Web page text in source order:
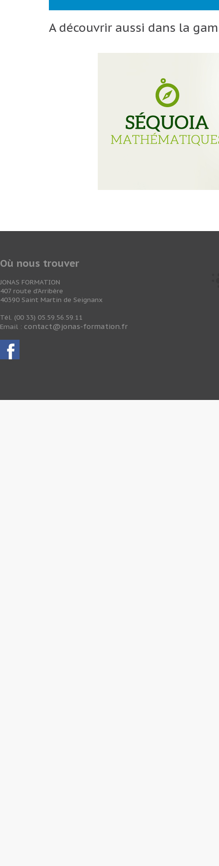
A découvrir aussi dans la
Où nous trouver
JONAS FORMATION
407 route d'Arribère
40390 Saint Martin de Seignanx
Tél. (00 33) 05.59.56.59.11
Email : contact@jonas-formation.fr